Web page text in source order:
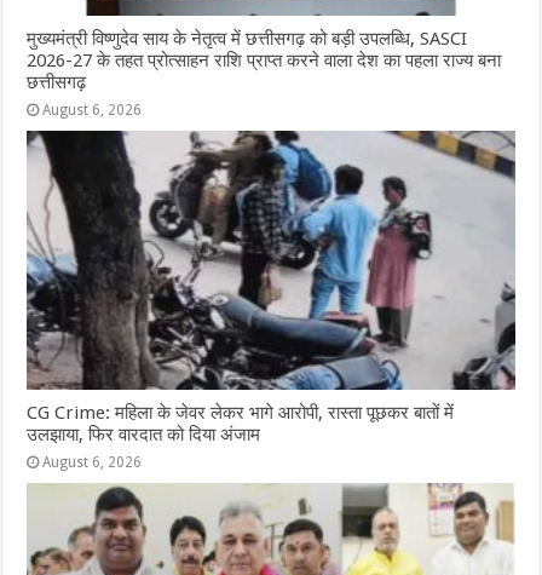
मुख्यमंत्री विष्णुदेव साय के नेतृत्व में छत्तीसगढ़ को बड़ी उपलब्धि, SASCI
2026-27 के तहत प्रोत्साहन राशि प्राप्त करने वाला देश का पहला राज्य बना
छत्तीसगढ़
August 6, 2026
CG Crime: महिला के जेवर लेकर भागे आरोपी, रास्ता पूछकर बातों में
उलझाया, फिर वारदात को दिया अंजाम
August 6, 2026